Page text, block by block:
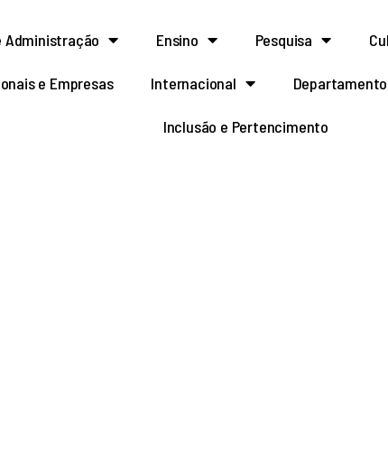
Administração Ensino Pesquisa
e Empresas Internacional
Inclusão e Pertencimento